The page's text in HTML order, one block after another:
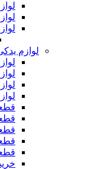
لوازم یدکی
لوازم یدکی
لوازم یدکی
قطعات
لوازم یدکی بلدوزر
لوازم یدکی
لوازم یدکی
لوازم یدکی
لوازم یدکی
قطعات بلدوزر
قطعات بلدوزر
قطعات بلدوزر
قطعات
قطعات بلدوزر
خرید انواع